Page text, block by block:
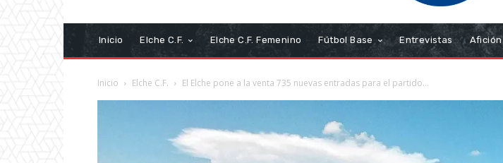
Inicio Elche C.F. Elche C.F. Femenino Fútbol Base Entrevistas Afición
Inicio Elche C.F. El Elche pone a la venta 735 nuevas entradas para el partido...